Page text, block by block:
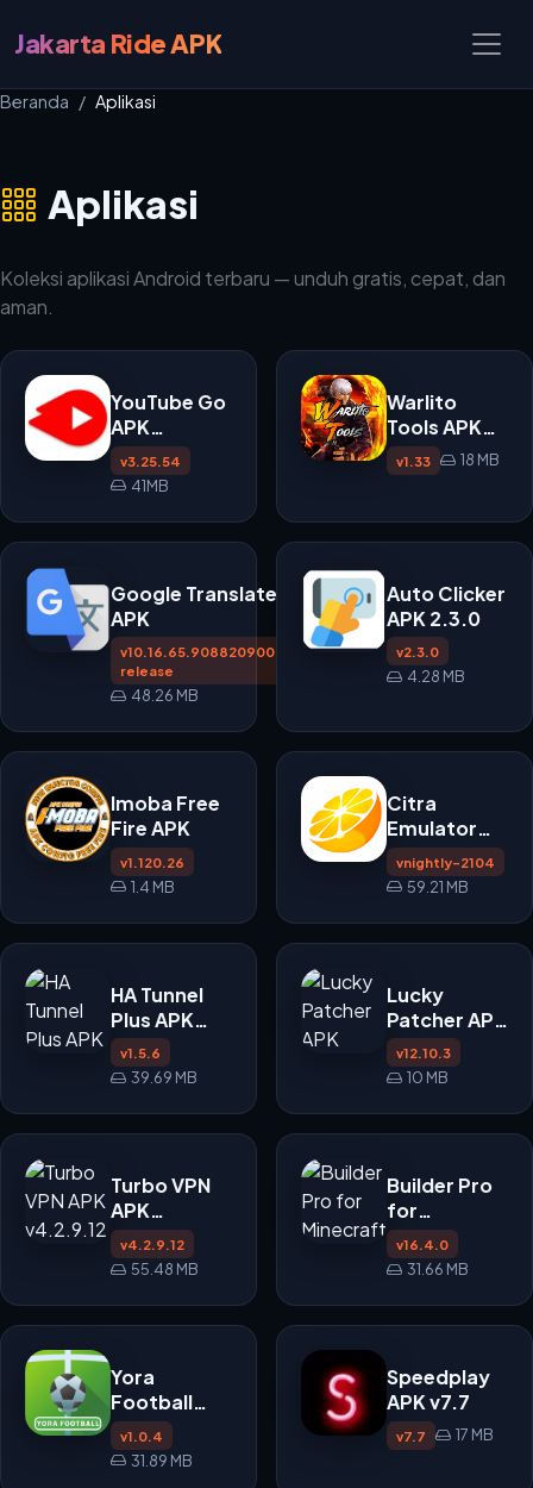
Jakarta Ride APK
Beranda Aplikasi
Aplikasi
Koleksi aplikasi Android terbaru — unduh gratis, cepat, dan
aman.
YouTube Go
APK
v3.25.54
v3.25.54
41MB
Warlito
Tools APK
v1.33 untuk
Android
v1.33 18 MB
Google Translate
APK
v10.16.65.908820900.3-
release
48.26 MB
Auto Clicker
APK 2.3.0
v2.3.0
4.28 MB
Imoba Free
Fire APK
v1.120.26
1.4 MB
Citra
Emulator
APK
vnightly-2104
59.21 MB
HA Tunnel
Plus APK
v1.5.6
v1.5.6
39.69 MB
Lucky
Patcher APK
v12.10.3
v12.10.3
10 MB
Turbo VPN
APK
v4.2.9.12
v4.2.9.12
55.48 MB
Builder Pro
for
Minecraft
PE APK
v16.4.0
31.66 MB
Yora
Football
APK
v1.0.4
31.89 MB
Speedplay
APK v7.7
v7.7 17 MB